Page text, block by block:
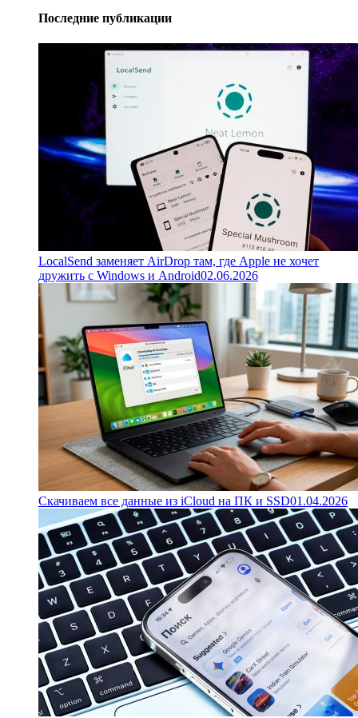
Последние публикации
LocalSend заменяет AirDrop там, где Apple не хочет
дружить с Windows и Android02.06.2026
Скачиваем все данные из iCloud на ПК и SSD01.04.2026